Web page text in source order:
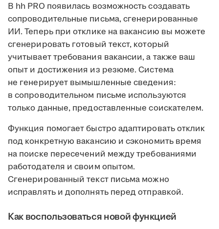
В hh PRO появилась возможность создавать
сопроводительные письма, сгенерированные
ИИ. Теперь при отклике на вакансию вы можете
сгенерировать готовый текст, который
учитывает требования вакансии, а также ваш
опыт и достижения из резюме. Система
не генерирует вымышленные сведения:
в сопроводительном письме используются
только данные, предоставленные соискателем.
Функция помогает быстро адаптировать отклик
под конкретную вакансию и сэкономить время
на поиске пересечений между требованиями
работодателя и своим опытом.
Сгенерированный текст письма можно
исправлять и дополнять перед отправкой.
Как воспользоваться новой функцией